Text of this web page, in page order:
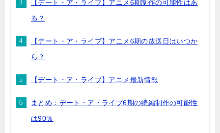
【デート・ア・ライブ】アニメ6期制作の可能性はあ
る？
【デート・ア・ライブ】アニメ6期の放送日はいつか
ら？
【デート・ア・ライブ】アニメ最新情報
まとめ：デート・ア・ライブ6期の続編制作の可能性
は90％